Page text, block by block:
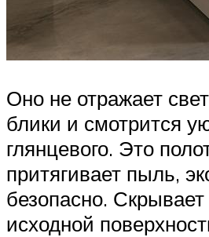
Оно не отражает
блики и смотрится
глянцевого. Это
притягивает пыль,
безопасно.
исходной